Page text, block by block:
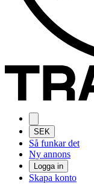
SEK
Så funkar det
Ny annons
Logga in
Skapa konto